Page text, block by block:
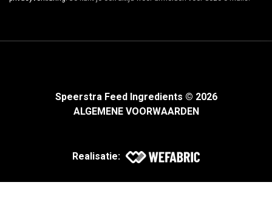
Speerstra Feed Ingredients © 2026
ALGEMENE VOORWAARDEN
Realisatie: